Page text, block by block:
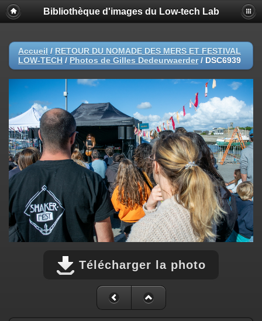
Bibliothèque d'images du Low-tech Lab
Accueil / RETOUR DU NOMADE DES MERS ET FESTIVAL
LOW-TECH / Photos de Gilles Dedeurwaerder/ DSC6939
Télécharger la photo